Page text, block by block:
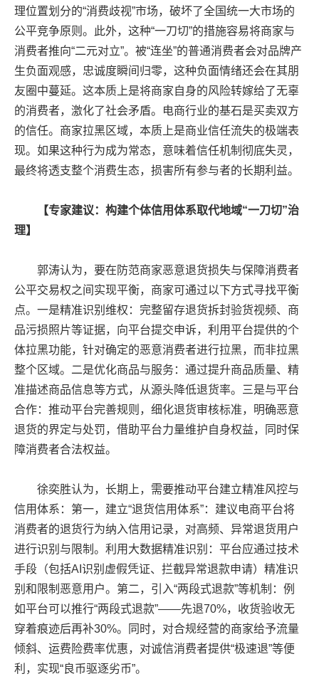
理位置划分的“消费歧视”市场，破坏了全国统一大市场的
公平竞争原则。此外，这种“一刀切”的措施容易将商家与
消费者推向“二元对立”。被“连坐”的普通消费者会对品牌产
生负面观感，忠诚度瞬间归零，这种负面情绪还会在其朋
友圈中蔓延。这本质上是将商家自身的风险转嫁给了无辜
的消费者，激化了社会矛盾。电商行业的基石是买卖双方
的信任。商家拉黑区域，本质上是商业信任流失的极端表
现。如果这种行为成为常态，意味着信任机制彻底失灵，
最终将透支整个消费生态，损害所有参与者的长期利益。
【专家建议：构建个体信用体系取代地域“一刀切”治
理】
郭涛认为，要在防范商家恶意退货损失与保障消费者
公平交易权之间实现平衡，商家可通过以下方式寻找平衡
点。一是精准识别维权：完整留存退货拆封验货视频、商
品污损照片等证据，向平台提交申诉，利用平台提供的个
体拉黑功能，针对确定的恶意消费者进行拉黑，而非拉黑
整个区域。二是优化商品与服务：通过提升商品质量、精
准描述商品信息等方式，从源头降低退货率。三是与平台
合作：推动平台完善规则，细化退货审核标准，明确恶意
退货的界定与处罚，借助平台力量维护自身权益，同时保
障消费者合法权益。
徐奕胜认为，长期上，需要推动平台建立精准风控与
信用体系：第一，建立“退货信用体系”：建议电商平台将
消费者的退货行为纳入信用记录，对高频、异常退货用户
进行识别与限制。利用大数据精准识别：平台应通过技术
手段（包括AI识别虚假凭证、拦截异常退款申请）精准识
别和限制恶意用户。第二，引入“两段式退款”等机制：例
如平台可以推行“两段式退款”——先退70%，收货验收无
穿着痕迹后再补30%。同时，对合规经营的商家给予流量
倾斜、运费险费率优惠，对诚信消费者提供“极速退”等便
利，实现“良币驱逐劣币”。